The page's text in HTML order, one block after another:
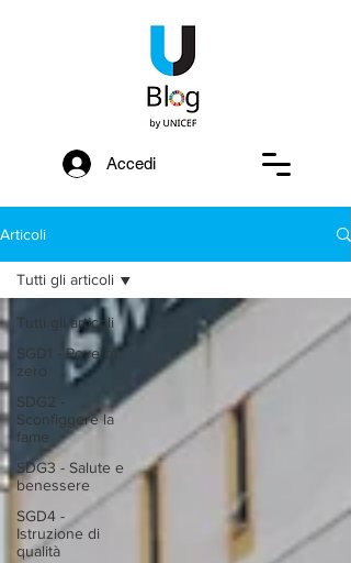
Accedi
Articoli
Tutti gli articoli
SGD1 - Povertà
zero
SDG2 -
Sconfiggere la
fame
SDG3 - Salute e
benessere
SGD4 -
Istruzione di
qualità
Tutti gli articoli